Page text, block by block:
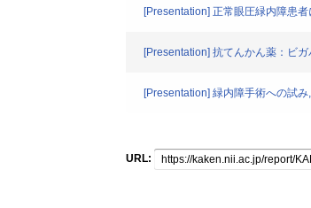
[Presentation] 正常眼圧緑内障患
[Presentation] 抗てんかん薬：ビ
[Presentation] 緑内障手術への試
URL: